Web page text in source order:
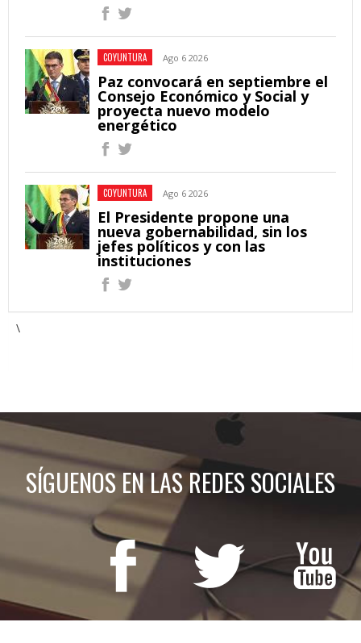
COYUNTURA Ago 6 2026
Paz convocará en septiembre el
Consejo Económico y Social y
proyecta nuevo modelo
energético
COYUNTURA Ago 6 2026
El Presidente propone una
nueva gobernabilidad, sin los
jefes políticos y con las
instituciones
\
SÍGUENOS EN LAS REDES SOCIALES